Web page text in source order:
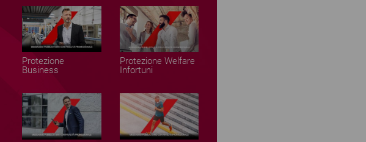
Protezione
Business
Protezione Welfare
Infortuni